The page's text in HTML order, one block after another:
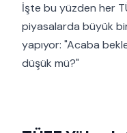
İşte bu yüzden her
piyasalarda büyük
yapıyor: "Acaba
düşük mü?"